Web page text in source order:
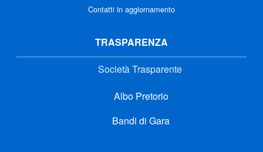
Contatti in aggiornamento
TRASPARENZA
Società Trasparente
Albo Pretorio
Bandi di Gara